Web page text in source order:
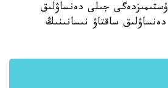
ۇستىمىزدەگى جىلى دەنساۋلىق
ساقتاۋ نىساندارىن دامىتۋ باعدارلاماسىن جۇزەگە اسىرۋ اياسىندا ەلوردادا 4 دەنساۋلىق ساقتاۋ نىسانىنىڭ